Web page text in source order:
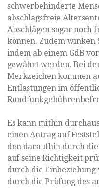
schwerbehinderte
abschlagsfreie
Abschlägen sogar noch
können. Zudem winken
indem ab einem GdB
gewährt werden. Bei
Merkzeichen kommen
Entlastungen im
Es kann mithin
einen Antrag auf
den daraufhin durch die
auf seine Richtigkeit
durch die
durch die Prüfung des